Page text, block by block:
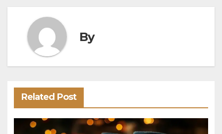
By
Related Post